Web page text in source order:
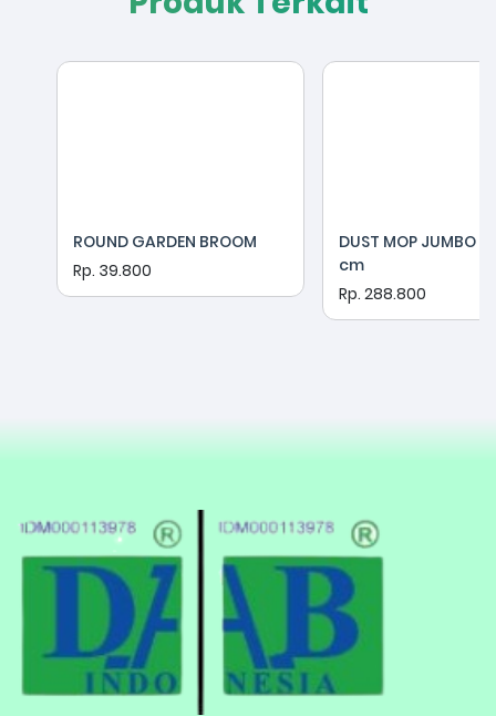
ROUND GARDEN BROOM
Rp. 39.800
DUST MOP JUMBO
cm
Rp. 288.800